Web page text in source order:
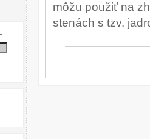
môžu použiť na
stenách s tzv.